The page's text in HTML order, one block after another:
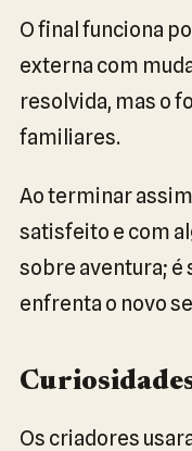
O final funciona
externa com
resolvida, mas o
familiares.
Ao terminar
satisfeito e com
sobre aventura; é
enfrenta o novo
Os criadores